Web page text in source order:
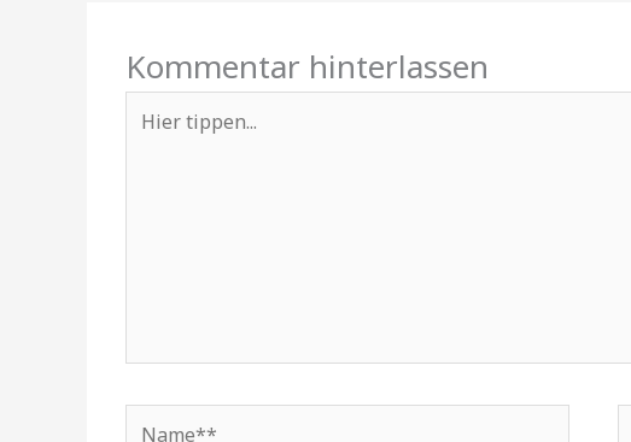
Kommentar hinterlassen
tippen...